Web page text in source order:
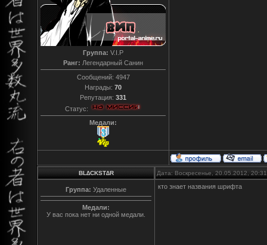
Группа: V.I.P
Ранг: Легендарный Санин
Сообщений: 4947
Награды: 70
Репутация: 331
Статус:
Медали:
BL∆CKST∆R Дата: Воскресенье, 20.05.2012,
Группа: Удаленные
Медали:
У вас пока нет ни одной медали.
кто знает названия шрифта